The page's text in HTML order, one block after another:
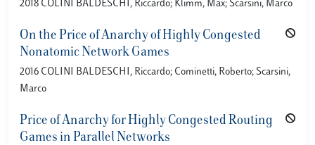
2018 COLINI BALDESCHI, Riccardo; Klimm, Max; Scarsini, Marco
On the Price of Anarchy of Highly Congested
Nonatomic Network Games
2016 COLINI BALDESCHI, Riccardo; Cominetti, Roberto; Scarsini,
Marco
Price of Anarchy for Highly Congested Routing
Games in Parallel Networks